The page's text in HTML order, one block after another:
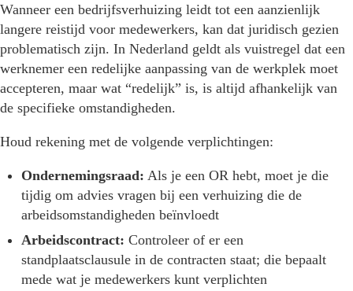
Wanneer een bedrijfsverhuizing leidt tot een aanzienlijk
langere reistijd voor medewerkers, kan dat juridisch gezien
problematisch zijn. In Nederland geldt als vuistregel dat een
werknemer een redelijke aanpassing van de werkplek moet
accepteren, maar wat “redelijk” is, is altijd afhankelijk van
de specifieke omstandigheden.
Houd rekening met de volgende verplichtingen:
Ondernemingsraad: Als je een OR hebt, moet je die
tijdig om advies vragen bij een verhuizing die de
arbeidsomstandigheden beïnvloedt
Arbeidscontract: Controleer of er een
standplaatsclausule in de contracten staat; die bepaalt
mede wat je medewerkers kunt verplichten